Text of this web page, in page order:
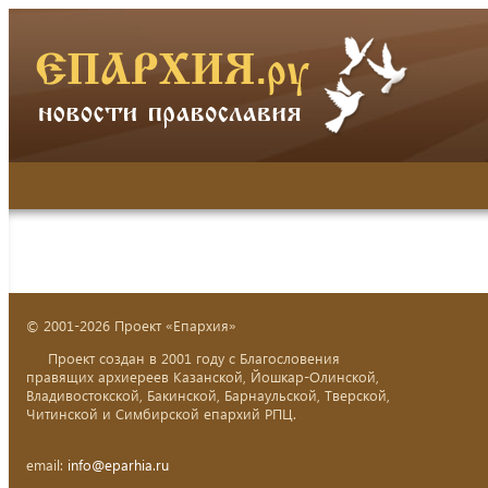
© 2001-2026 Проект «Епархия»
Проект создан в 2001 году с Благословения
правящих архиереев Казанской, Йошкар-Олинской,
Владивостокской, Бакинской, Барнаульской, Тверской,
Читинской и Симбирской епархий РПЦ.
email: info@eparhia.ru